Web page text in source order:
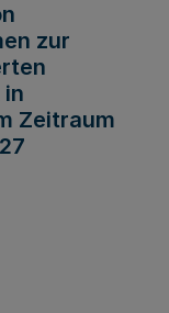
zur
Zeitraum